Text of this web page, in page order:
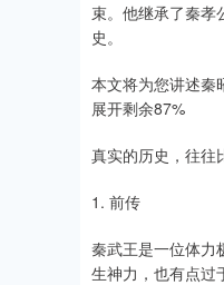
束。他继承了秦孝
史。
本文将为您讲述秦
展开剩余87%
真实的历史，往往
1. 前传
秦武王是一位体力
生神力，也有点过